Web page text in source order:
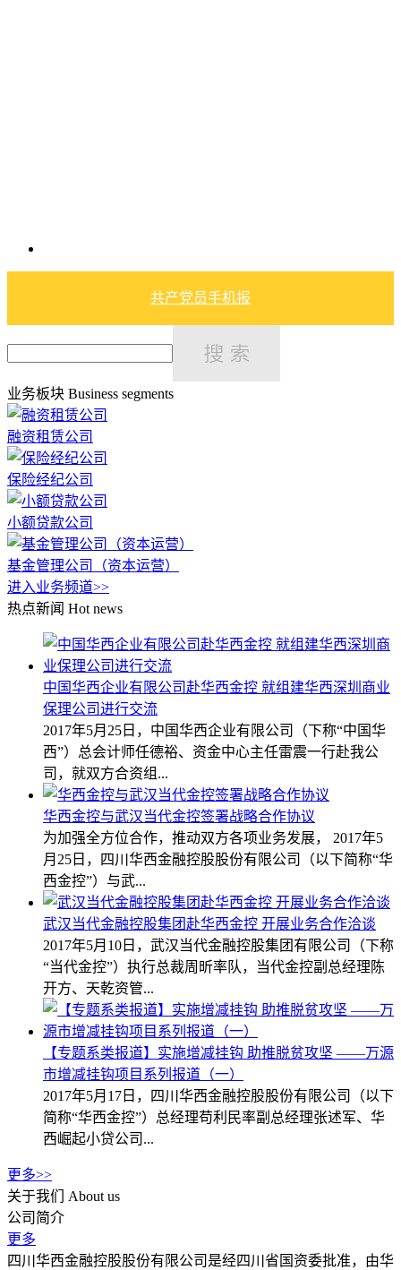
共产党员手机报
业务板块 Business segments
融资租赁公司
保险经纪公司
小额贷款公司
基金管理公司（资本运营）
进入业务频道>>
热点新闻 Hot news
中国华西企业有限公司赴华西金控 就组建华西深圳商业
保理公司进行交流
2017年5月25日，中国华西企业有限公司（下称“中国华
西”）总会计师任德裕、资金中心主任雷震一行赴我公
司，就双方合资组...
华西金控与武汉当代金控签署战略合作协议
为加强全方位合作，推动双方各项业务发展， 2017年5
月25日，四川华西金融控股股份有限公司（以下简称“华
西金控”）与武...
武汉当代金融控股集团赴华西金控 开展业务合作洽谈
2017年5月10日，武汉当代金融控股集团有限公司（下称
“当代金控”）执行总裁周昕率队，当代金控副总经理陈
开方、天乾资管...
【专题系类报道】实施增减挂钩 助推脱贫攻坚 ——万源
市增减挂钩项目系列报道（一）
2017年5月17日，四川华西金融控股股份有限公司（以下
简称“华西金控”）总经理苟利民率副总经理张述军、华
西崛起小贷公司...
更多>>
关于我们
About us
公司简介
更多
四川华西金融控股股份有限公司是经四川省国资委批准，由华